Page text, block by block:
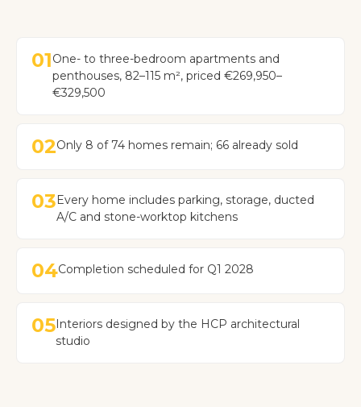
01One- to three-bedroom apartments and
penthouses, 82–115 m², priced €269,950–
€329,500
02Only 8 of 74 homes remain; 66 already sold
03Every home includes parking, storage, ducted
A/C and stone-worktop kitchens
04Completion scheduled for Q1 2028
05Interiors designed by the HCP architectural
studio